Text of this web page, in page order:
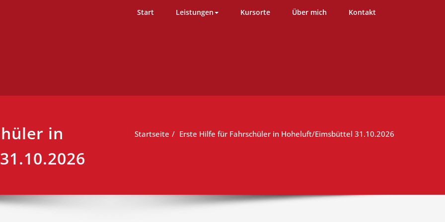
Team – Erste Hilfe Kurs Hamburg
Start Leistungen Kursorte Über mich Kontakt
in
Startseite Erste Hilfe für Fahrschüler in Hoheluft/Eimsbüttel 31.10.2026